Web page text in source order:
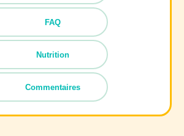
FAQ
Nutrition
Commentaires